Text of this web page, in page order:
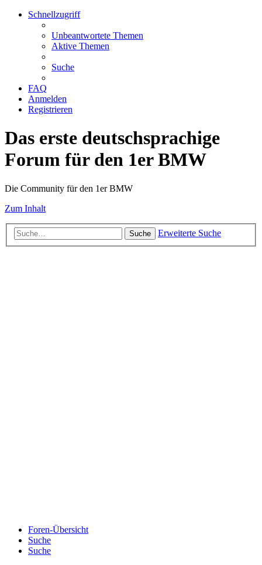
Schnellzugriff
Unbeantwortete Themen
Aktive Themen
Suche
FAQ
Anmelden
Registrieren
Das erste deutschsprachige
Forum für den 1er BMW
Die Community für den 1er BMW
Zum Inhalt
Suche Erweiterte Suche
Foren-Übersicht
Suche
Suche